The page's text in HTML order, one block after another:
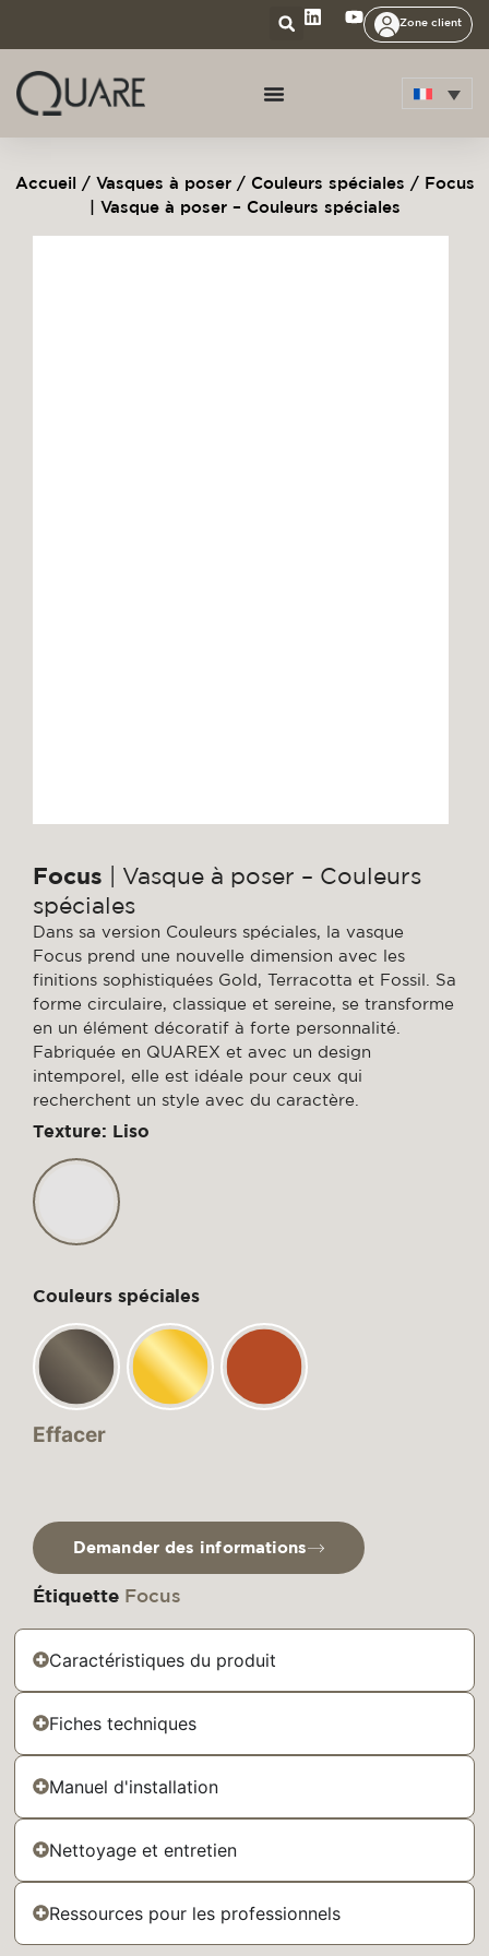
Zone client
Accueil / Vasques à poser/ Couleurs spéciales / Focus
| Vasque à poser – Couleurs spéciales
Focus | Vasque à poser – Couleurs
spéciales
Dans sa version Couleurs spéciales, la vasque
Focus prend une nouvelle dimension avec les
finitions sophistiquées Gold, Terracotta et Fossil. Sa
forme circulaire, classique et sereine, se transforme
en un élément décoratif à forte personnalité.
Fabriquée en QUAREX et avec un design
intemporel, elle est idéale pour ceux qui
recherchent un style avec du caractère.
Texture: Liso
Couleurs spéciales
Effacer
Demander des informations
Étiquette Focus
Caractéristiques du produit
Fiches techniques
Manuel d'installation
Nettoyage et entretien
Ressources pour les professionnels